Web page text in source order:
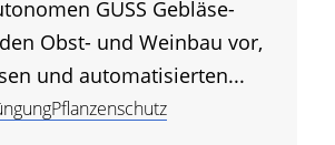
GUSS Gebläse-
Obst- und Weinbau vor,
und automatisierten...